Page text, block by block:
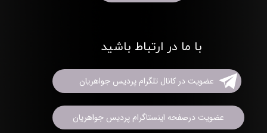
با ما در ارتباط باشید
عضویت در کانال تلگرام پردیس جواهریان
عضویت درصفحه اینستاگرام پردیس جواهریان